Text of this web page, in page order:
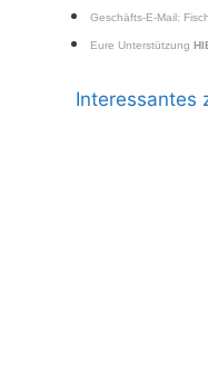
Geschäfts-E-Mail:
Eure Unterstützung
Interessantes